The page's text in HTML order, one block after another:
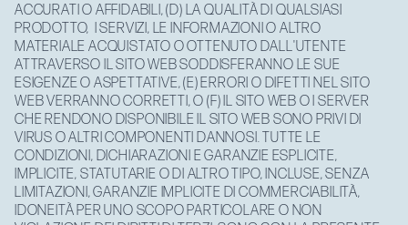
ACCURATI O AFFIDABILI, (D) LA QUALITÀ DI QUALSIASI
PRODOTTO, I SERVIZI, LE INFORMAZIONI O ALTRO
MATERIALE ACQUISTATO O OTTENUTO DALL'UTENTE
ATTRAVERSO IL SITO WEB SODDISFERANNO LE SUE
ESIGENZE O ASPETTATIVE, (E) ERRORI O DIFETTI NEL SITO
WEB VERRANNO CORRETTI, O (F) IL SITO WEB O I SERVER
CHE RENDONO DISPONIBILE IL SITO WEB SONO PRIVI DI
VIRUS O ALTRI COMPONENTI DANNOSI. TUTTE LE
CONDIZIONI, DICHIARAZIONI E GARANZIE ESPLICITE,
IMPLICITE, STATUTARIE O DI ALTRO TIPO, INCLUSE, SENZA
LIMITAZIONI, GARANZIE IMPLICITE DI COMMERCIABILITÀ,
IDONEITÀ PER UNO SCOPO PARTICOLARE O NON